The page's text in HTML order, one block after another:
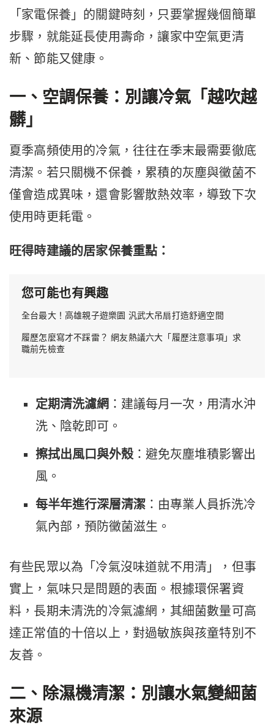
「家電保養」的關鍵時刻，只要掌握幾個簡單
步驟，就能延長使用壽命，讓家中空氣更清
新、節能又健康。
一、空調保養：別讓冷氣「越吹越
髒」
夏季高頻使用的冷氣，往往在季末最需要徹底
清潔。若只關機不保養，累積的灰塵與黴菌不
僅會造成異味，還會影響散熱效率，導致下次
使用時更耗電。
旺得時建議的居家保養重點：
您可能也有興趣
全台最大！高雄親子遊樂園 汎武大吊扇打造舒適空間
履歷怎麼寫才不踩雷？ 網友熱議六大「履歷注意事項」求
職前先檢查
定期清洗濾網 ：建議每月一次，用清水沖
洗、陰乾即可。
擦拭出風口與外殼：避免灰塵堆積影響出
風。
每半年進行深層清潔：由專業人員拆洗冷
氣內部，預防黴菌滋生。
有些民眾以為「冷氣沒味道就不用清」，但事
實上，氣味只是問題的表面。根據環保署資
料，長期未清洗的冷氣濾網，其細菌數量可高
達正常值的十倍以上，對過敏族與孩童特別不
友善。
二、除濕機清潔：別讓水氣變細菌
來源